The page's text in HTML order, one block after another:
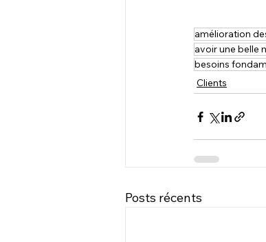
amélioration
avoir une belle
besoins
Clients
Posts récents